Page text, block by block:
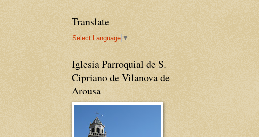
Translate
Select Language ▼
Iglesia Parroquial de S.
Cipriano de Vilanova de
Arousa